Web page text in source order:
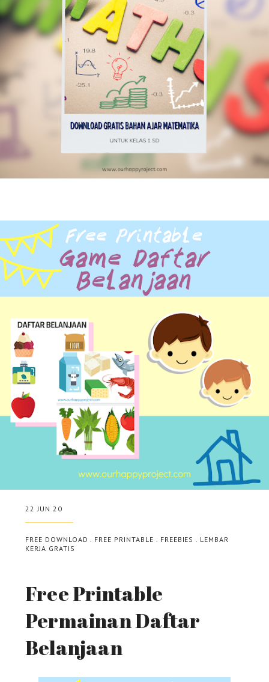
22 JUN 20
FREE DOWNLOAD FREE PRINTABLE FREEBIES
LEMBAR
KERJA GRATIS
Free Printable
Permainan Daftar
Belanjaan